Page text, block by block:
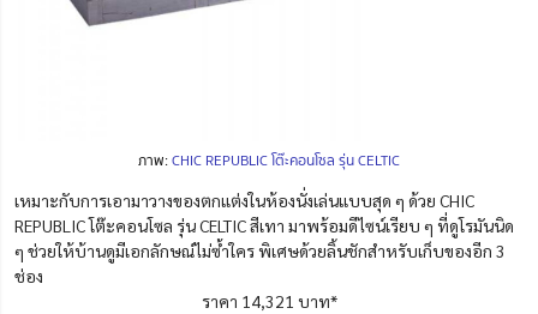
ภาพ:CHIC REPUBLIC โต๊ะคอนโซล รุ่น CELTIC
เหมาะกับการเอามาวางของตกแต่งในห้องนั่งเล่นแบบสุด ๆ ด้วย CHIC
REPUBLIC โต๊ะคอนโซล รุ่น CELTIC สีเทา มาพร้อมดีไซน์เรียบ ๆ ที่ดูโรมันนิด
ๆ ช่วยให้บ้านดูมีเอกลักษณ์ไม่ซ้ำใคร พิเศษด้วยลิ้นชักสำหรับเก็บของอีก 3
ช่อง
ราคา 14,321 บาท*